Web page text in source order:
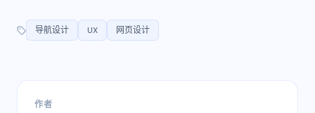
导航设计 UX 网页设计
作者